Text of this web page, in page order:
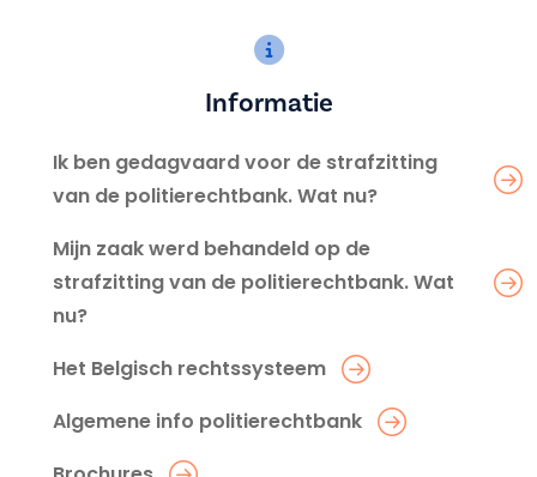
Informatie
Ik ben gedagvaard voor de strafzitting
van de politierechtbank. Wat nu?
Mijn zaak werd behandeld op de
strafzitting van de politierechtbank. Wat
nu?
Het Belgisch rechtssysteem
Algemene info politierechtbank